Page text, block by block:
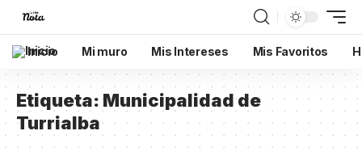
Inicio Mi muro Mis Intereses Mis Favoritos
Etiqueta:Municipalidad de
Turrialba